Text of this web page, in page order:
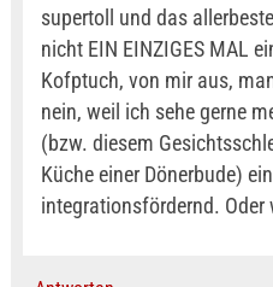
supertoll und das
nicht EIN EINZIGES MAL
Kofptuch, von mir aus,
nein, weil ich sehe gerne
(bzw. diesem
Küche einer Dönerbude)
integrationsfördernd. Oder